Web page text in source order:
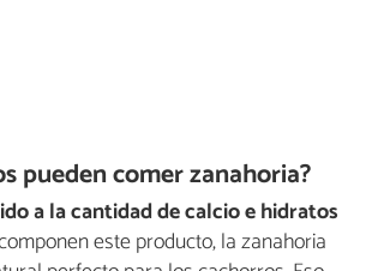
pueden comer zanahoria?
a la cantidad de calcio e hidratos
este producto, la zanahoria